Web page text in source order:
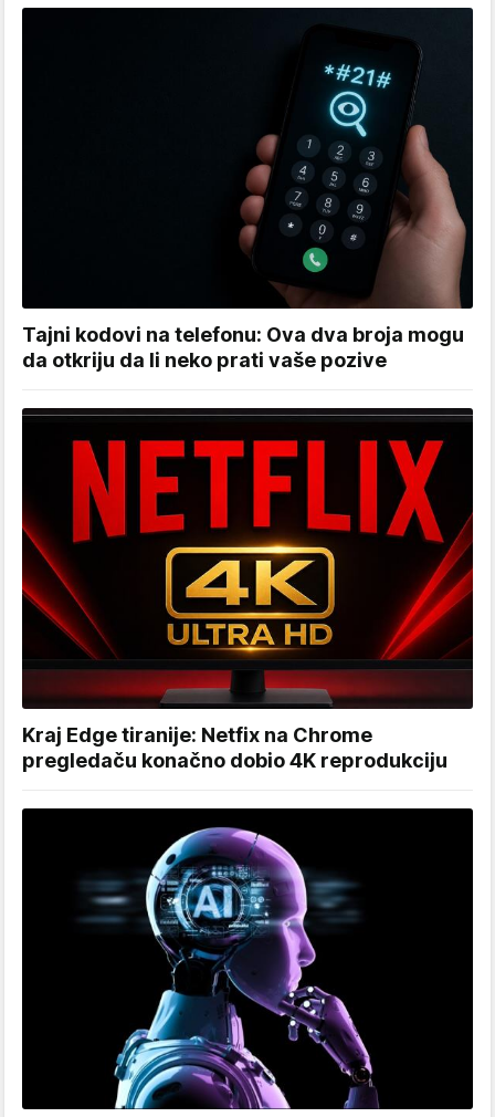
Tajni kodovi na telefonu: Ova dva broja mogu
da otkriju da li neko prati vaše pozive
Kraj Edge tiranije: Netfix na Chrome
pregledaču konačno dobio 4K reprodukciju